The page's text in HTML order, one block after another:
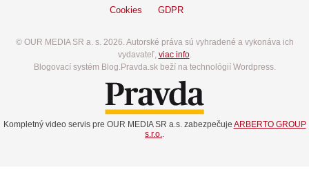
Cookies GDPR
© OUR MEDIA SR a. s. 2026. Autorské práva sú vyhradené a vykonáva ich
vydavateľ, viac info.
Blogovací systém Blog.Pravda.sk beží na technológií Wordpress.
Kompletný video servis pre OUR MEDIA SR a.s. zabezpečuje ARBERTO GROUP
s.r.o..